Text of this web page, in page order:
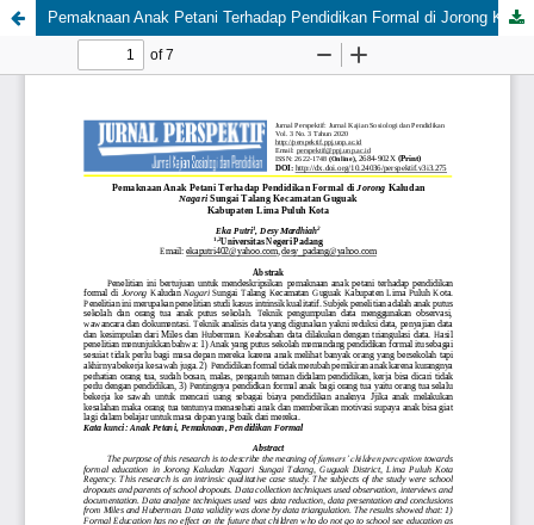
Pemaknaan Anak Petani Terhadap Pendidikan Formal di Jorong Kaludan Nagari Sungai Talang Kecamatan Guguak Kabupaten Lima Puluh Kota